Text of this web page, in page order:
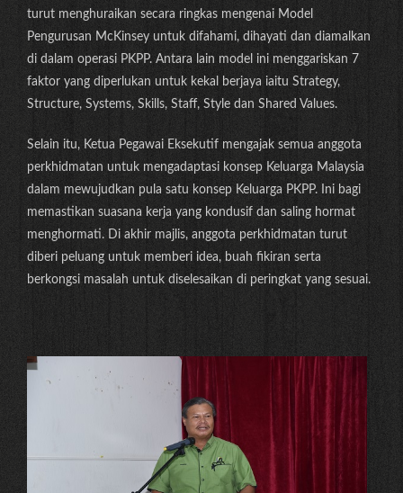
turut menghuraikan secara ringkas mengenai Model
Pengurusan McKinsey untuk difahami, dihayati dan diamalkan
di dalam operasi PKPP. Antara lain model ini menggariskan 7
faktor yang diperlukan untuk kekal berjaya iaitu Strategy,
Structure, Systems, Skills, Staff, Style dan Shared Values.
Selain itu, Ketua Pegawai Eksekutif mengajak semua anggota
perkhidmatan untuk mengadaptasi konsep Keluarga Malaysia
dalam mewujudkan pula satu konsep Keluarga PKPP. Ini bagi
memastikan suasana kerja yang kondusif dan saling hormat
menghormati. Di akhir majlis, anggota perkhidmatan turut
diberi peluang untuk memberi idea, buah fikiran serta
berkongsi masalah untuk diselesaikan di peringkat yang sesuai.